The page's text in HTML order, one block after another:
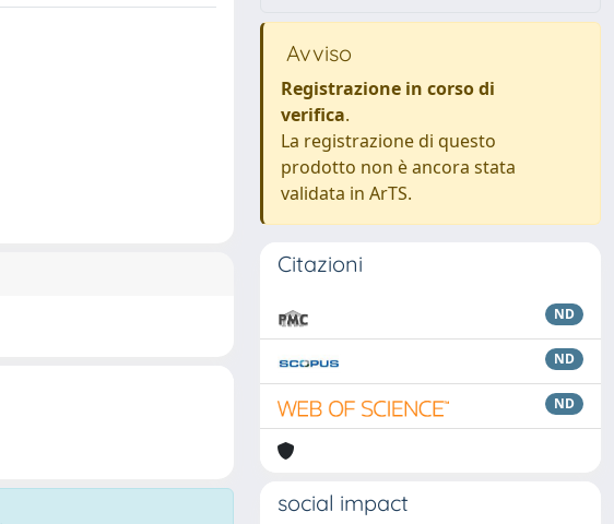
Avviso
Registrazione in corso di
verifica.
La registrazione di questo
prodotto non è ancora stata
validata in ArTS.
Citazioni
ND
ND
ND
social impact